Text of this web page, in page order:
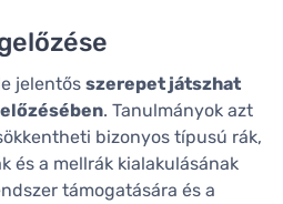
jelentős szerepet játszhat
. Tanulmányok azt
bizonyos típusú rák,
és a mellrák kialakulásának
támogatására és a